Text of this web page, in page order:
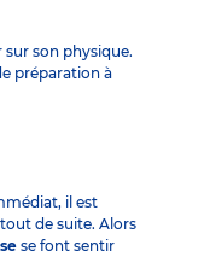
son physique.
préparation à
il est
de suite. Alors
se font sentir